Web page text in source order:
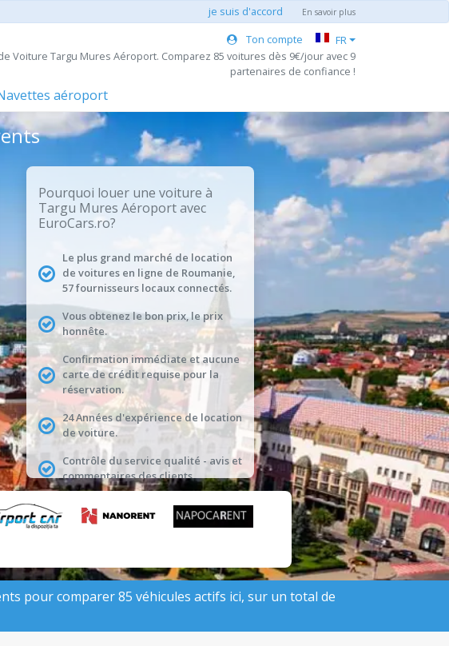
je suis d'accord En savoir plus
Ton compte
FR
Voiture Targu Mures Aéroport. Comparez 85 voitures dès 9€/jour avec 9
partenaires de confiance !
aéroport
Pourquoi louer une voiture à
Targu Mures Aéroport avec
EuroCars.ro?
Le plus grand marché de location
de voitures en ligne de Roumanie,
57 fournisseurs locaux connectés.
Vous obtenez le bon prix, le prix
honnête.
Confirmation immédiate et aucune
carte de crédit requise pour la
réservation.
24 Années d'expérience de location
de voiture.
Contrôle du service qualité - avis et
commentaires des clients.
pour comparer 85 véhicules actifs ici, sur un total de